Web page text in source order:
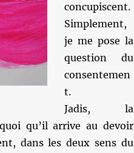
concupiscent.
Simplement,
je me pose la
question du
consentemen
t.
Jadis, la
qu’il arrive au devoir
dans les deux sens du